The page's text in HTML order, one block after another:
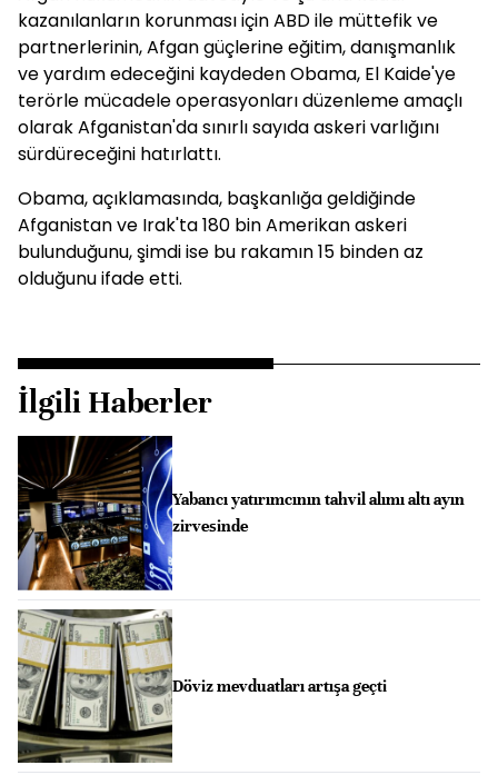
kazanılanların korunması için ABD ile müttefik ve
partnerlerinin, Afgan güçlerine eğitim, danışmanlık
ve yardım edeceğini kaydeden Obama, El Kaide'ye
terörle mücadele operasyonları düzenleme amaçlı
olarak Afganistan'da sınırlı sayıda askeri varlığını
sürdüreceğini hatırlattı.
Obama, açıklamasında, başkanlığa geldiğinde
Afganistan ve Irak'ta 180 bin Amerikan askeri
bulunduğunu, şimdi ise bu rakamın 15 binden az
olduğunu ifade etti.
İlgili Haberler
Yabancı yatırımcının tahvil alımı altı ayın
zirvesinde
Döviz mevduatları artışa geçti